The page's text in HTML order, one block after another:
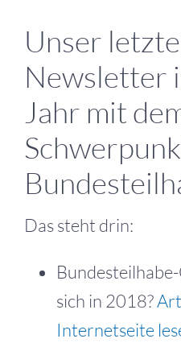
Unser
Newsletter
Jahr mit
Das steht drin:
sich in 2018?
Internetseite